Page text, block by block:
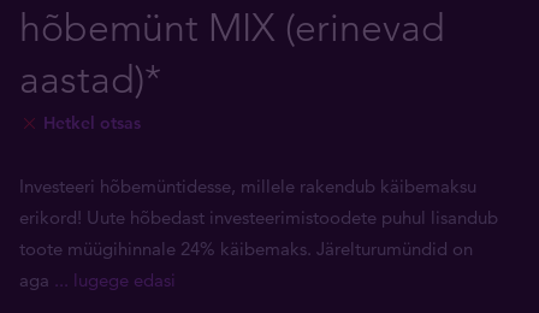
hõbemünt MIX (erinevad
aastad)*
Hetkel otsas
Investeeri hõbemüntidesse, millele rakendub käibemaksu
erikord! Uute hõbedast investeerimistoodete puhul lisandub
toote müügihinnale 24% käibemaks. Järelturumündid on
aga ... lugege edasi